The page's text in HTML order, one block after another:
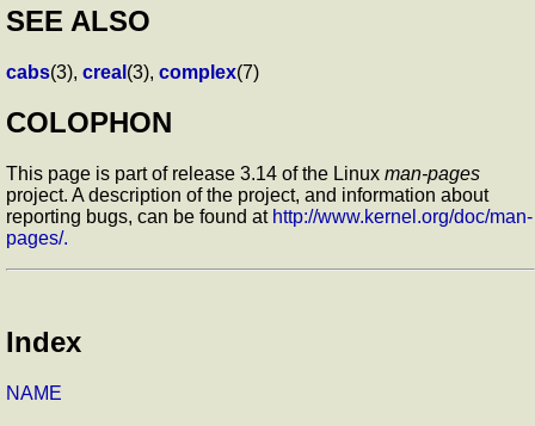
SEE ALSO
cabs(3), creal (3), complex(7)
COLOPHON
This page is part of release 3.14 of the Linux man-pages
project. A description of the project, and information about
reporting bugs, can be found at http://www.kernel.org/doc/man-
pages/.
Index
NAME